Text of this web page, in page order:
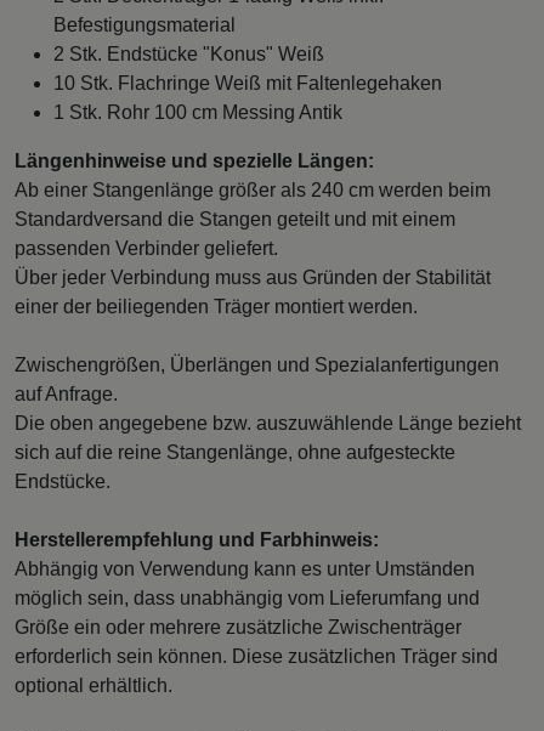
Befestigungsmaterial
2 Stk. Endstücke "Konus" Weiß
10 Stk. Flachringe Weiß mit Faltenlegehaken
1 Stk. Rohr 100 cm Messing Antik
Längenhinweise und spezielle Längen:
Ab einer Stangenlänge größer als 240 cm werden beim
Standardversand die Stangen geteilt und mit einem
passenden Verbinder geliefert.
Über jeder Verbindung muss aus Gründen der Stabilität
einer der beiliegenden Träger montiert werden.
Zwischengrößen, Überlängen und Spezialanfertigungen
auf Anfrage.
Die oben angegebene bzw. auszuwählende Länge bezieht
sich auf die reine Stangenlänge, ohne aufgesteckte
Endstücke.
Herstellerempfehlung und Farbhinweis:
Abhängig von Verwendung kann es unter Umständen
möglich sein, dass unabhängig vom Lieferumfang und
Größe ein oder mehrere zusätzliche Zwischenträger
erforderlich sein können. Diese zusätzlichen Träger sind
optional erhältlich.